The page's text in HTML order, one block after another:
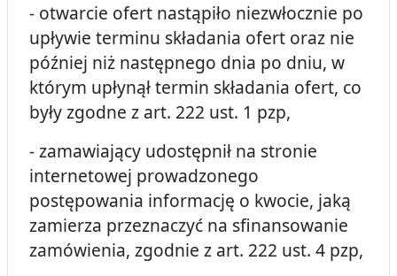
- otwarcie ofert nastąpiło niezwłocznie po
upływie terminu składania ofert oraz nie
później niż następnego dnia po dniu, w
którym upłynął termin składania ofert, co
były zgodne z art. 222 ust. 1 pzp,
- zamawiający udostępnił na stronie
internetowej prowadzonego
postępowania informację o kwocie, jaką
zamierza przeznaczyć na sfinansowanie
zamówienia, zgodnie z art. 222 ust. 4 pzp,